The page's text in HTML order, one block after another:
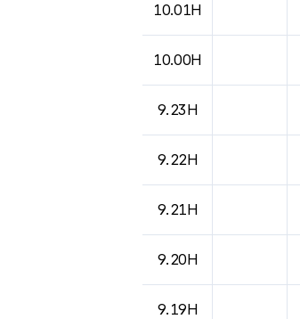
10.01H
10.00H
9.23H
9.22H
9.21H
9.20H
9.19H